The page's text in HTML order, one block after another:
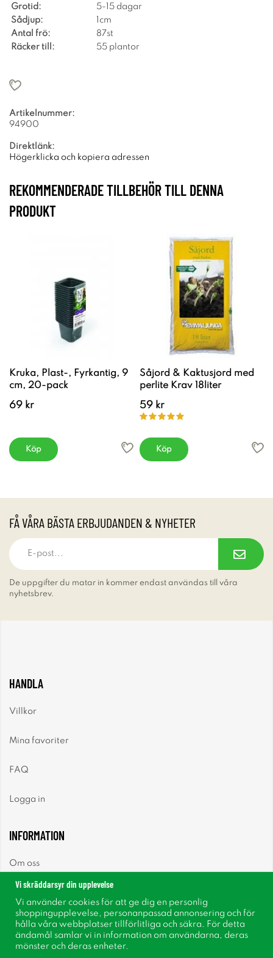
Grotid:
5-15 dagar
Sådjup:
1cm
Antal frö:
87st
Räcker till:
55 plantor
Artikelnummer:
94900
Direktlänk:
Högerklicka och kopiera adressen
REKOMMENDERADE TILLBEHÖR TILL DENNA
PRODUKT
Kruka, Plast-, Fyrkantig, 9
cm, 20-pack
69 kr
Köp
Såjord & Kaktusjord med
perlite Krav 18liter
59 kr
Köp
FÅ VÅRA BÄSTA ERBJUDANDEN & NYHETER
De uppgifter du matar in kommer endast användas till våra
nyhetsbrev.
HANDLA
Villkor
Mina favoriter
FAQ
Logga in
INFORMATION
Om oss
Nyhetsbrev
Om cookies
Vi skräddarsyr din upplevelse
Vi använder cookies för att ge dig en personlig
shoppingupplevelse, personanpassad annonsering och för
hålla våra webbplatser tillförlitliga och säkra. För detta
ändamål samlar vi in information om användarna, deras
mönster och deras enheter.